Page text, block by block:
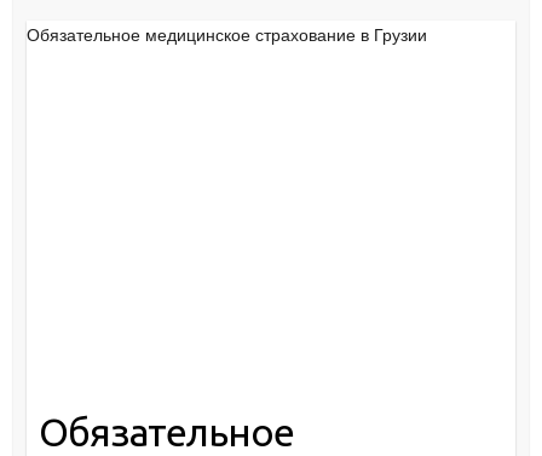
Обязательное медицинское страхование в Грузии
Обязательное